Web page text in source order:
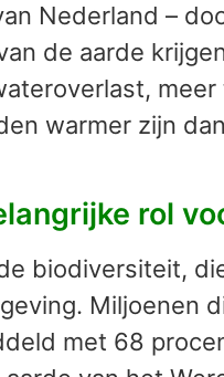
Nederland –
de aarde
warmer zijn
rol
biodiversiteit,
Miljoenen
met 68